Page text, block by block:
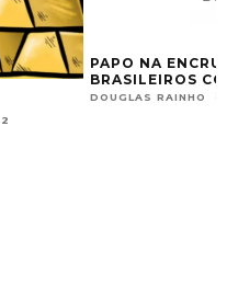
PAPO NA
BRASILEIROS
DOUGLAS RAINHO